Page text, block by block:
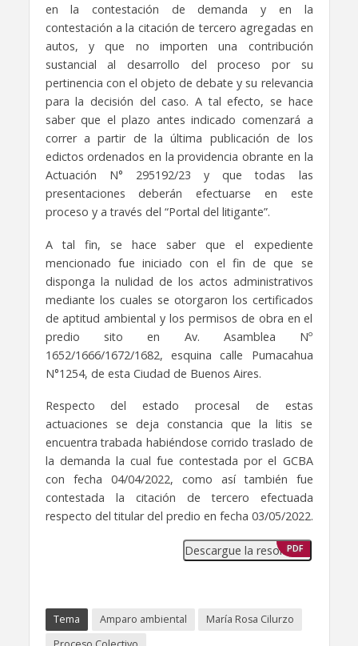
en la contestación de demanda y en la
contestación a la citación de tercero agregadas en
autos, y que no importen una contribución
sustancial al desarrollo del proceso por su
pertinencia con el objeto de debate y su relevancia
para la decisión del caso. A tal efecto, se hace
saber que el plazo antes indicado comenzará a
correr a partir de la última publicación de los
edictos ordenados en la providencia obrante en la
Actuación N° 295192/23 y que todas las
presentaciones deberán efectuarse en este
proceso y a través del “Portal del litigante”.
A tal fin, se hace saber que el expediente
mencionado fue iniciado con el fin de que se
disponga la nulidad de los actos administrativos
mediante los cuales se otorgaron los certificados
de aptitud ambiental y los permisos de obra en el
predio sito en Av. Asamblea Nº
1652/1666/1672/1682, esquina calle Pumacahua
N°1254, de esta Ciudad de Buenos Aires.
Respecto del estado procesal de estas
actuaciones se deja constancia que la litis se
encuentra trabada habiéndose corrido traslado de
la demanda la cual fue contestada por el GCBA
con fecha 04/04/2022, como así también fue
contestada la citación de tercero efectuada
respecto del titular del predio en fecha 03/05/2022.
Descargue la resolución
PDF
Tema Amparo ambiental
María Rosa Cilurzo